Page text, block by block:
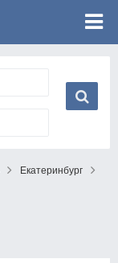
Екатеринбург